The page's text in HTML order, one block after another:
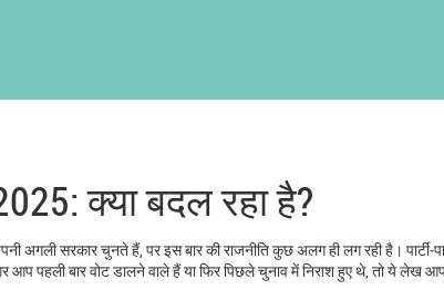
क्या बदल रहा है?
अगली सरकार चुनते हैं, पर इस बार की राजनीति कुछ अलग ही लग रही है।
पहली बार वोट डालने वाले हैं या फिर पिछले चुनाव में निराश हुए थे, तो ये लेख